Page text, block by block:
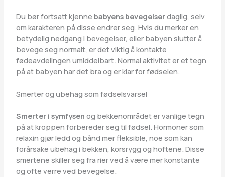
Du bør fortsatt kjenne babyens bevegelserdaglig, selv
om karakteren på disse endrer seg. Hvis du merker en
betydelig nedgang i bevegelser, eller babyen slutter å
bevege seg normalt, er det viktig å kontakte
fødeavdelingen umiddelbart. Normal aktivitet er et tegn
på at babyen har det bra og er klar for fødselen.
Smerter og ubehag som fødselsvarsel
Smerter i symfysen og bekkenområdet er vanlige tegn
på at kroppen forbereder seg til fødsel. Hormoner som
relaxin gjør ledd og bånd mer fleksible, noe som kan
forårsake ubehag i bekken, korsrygg og hoftene. Disse
smertene skiller seg fra rier ved å være mer konstante
og ofte verre ved bevegelse.